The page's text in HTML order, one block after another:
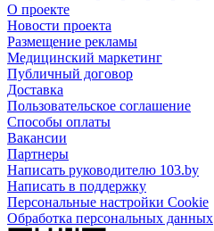
О проекте
Новости проекта
Размещение рекламы
Медицинский маркетинг
Публичный договор
Доставка
Пользовательское соглашение
Способы оплаты
Вакансии
Партнеры
Написать руководителю 103.by
Написать в поддержку
Персональные настройки Cookie
Обработка персональных данных